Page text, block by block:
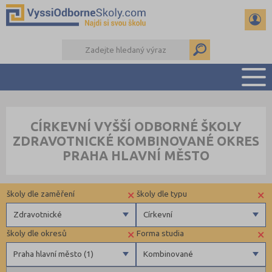
PŘÍPRAVA NA PŘIJÍMAČKY
KALENDÁŘ AKCÍ
DALŠÍ DRUHY ŠKOL
CÍRKEVNÍ VYŠŠÍ ODBORNÉ ŠKOLY
ZDRAVOTNICKÉ KOMBINOVANÉ OKRES
PRAHA HLAVNÍ MĚSTO
×
Kombinované
Forma studia
×
Praha hlavní město (1)
školy dle okresů
×
Církevní
školy dle typu
Soukromé
Veřejné
×
Zdravotnické
školy dle zaměření
Zdravotnické
Ekonomické